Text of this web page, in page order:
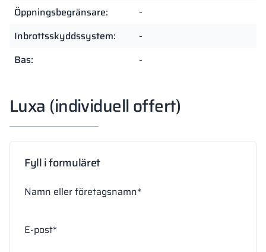
Öppningsbegränsare:
-
Inbrottsskyddssystem:
-
Bas:
-
Luxa (individuell offert)
Fyll i formuläret
Namn eller företagsnamn*
E-post*